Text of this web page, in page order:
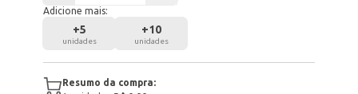
Adicione mais:
+5
unidades
+10
unidades
Resumo da compra: